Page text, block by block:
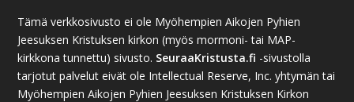
Tämä verkkosivusto ei ole Myöhempien Aikojen Pyhien
Jeesuksen Kristuksen kirkon (myös mormoni- tai MAP-
kirkkona tunnettu) sivusto. SeuraaKristusta.fi -sivustolla
tarjotut palvelut eivät ole Intellectual Reserve, Inc. yhtymän tai
Myöhempien Aikojen Pyhien Jeesuksen Kristuksen Kirkon